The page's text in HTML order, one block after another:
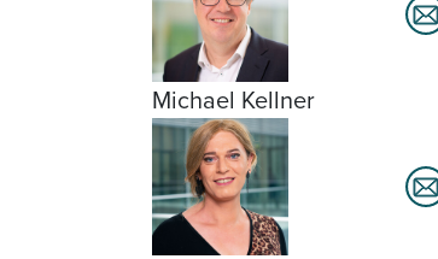
Michael Kellner